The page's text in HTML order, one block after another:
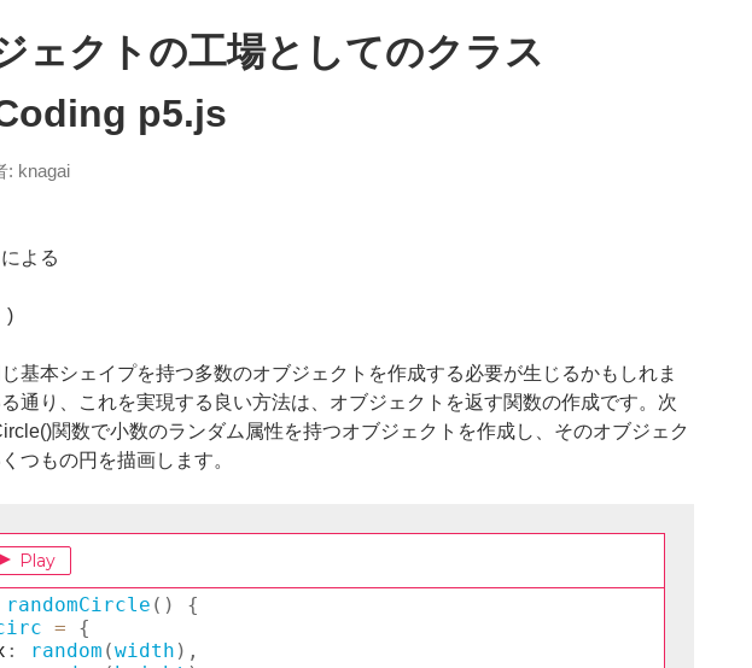
ェクトの工場としてのクラス
p5.js
: knagai
による
)
基本シェイプを持つ多数のオブジェクトを作成する必要が生じるかもしれま
通り、これを実現する良い方法は、オブジェクトを返す関数の作成です。次
関数で小数のランダム属性を持つオブジェクトを作成し、そのオブジェク
つもの円を描画します。